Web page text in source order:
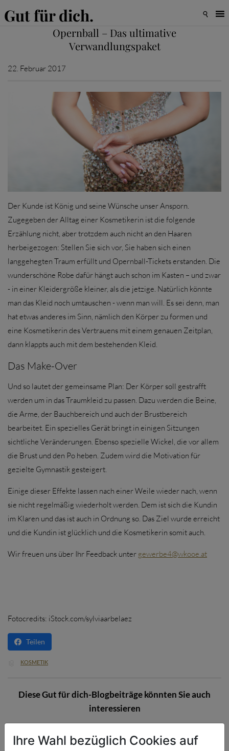
Gut für dich. 
Opernball – Das ultimative
Verwandlungspaket
22. Februar 2017
Der Kunde ist König und seine Wünsche unser Ansporn.
Zugegeben der Alltag einer Kosmetikerin ist die folgende
Erzählung nicht, aber trotzdem auch nicht an den Haaren
herbeigezogen: Stellen Sie sich vor, Sie haben sich einen
langgehegten Traum erfüllt und Opernball-Tickets erstanden. Die
wunderschöne Robe dafür hängt auch schon im Kasten – und zwar
- in einer Kleidergröße kleiner, als die jetzige. Natürlich könnte
man das Kleid noch umtauschen - wenn man will. Es sei denn, man
hat etwas anderes im Sinn, nämlich den Körper zu formen und
eine Kosmetikerin des Vertrauens mit einem genauen Zeitplan,
dann klappts auch mit dem bestehenden Kleid.
Das Make-Over
Und so lautet der gemeinsame Plan: Der Körper soll gestrafft
werden um in das Traumkleid zu passen. Dazu werden die Beine,
die Arme, der Bauchbereich und auch der Brustbereich
bearbeitet. Ein spezielles Gerät bringt in einigen Sitzungen
sichtliche Veränderungen. Ebenso spezielle Wickel, die vor allem
die Brust und den Po heben. Zudem wird die Motivation für
gezielte Gymnastik gesteigert.
Einige dieser Effekte lassen nach einer Weile wieder nach, wenn
sie nicht regelmäßig wiederholt werden. Dem ist sich die Kundin
im Klaren und das ist auch in Ordnung so. Das Ziel wurde erreicht
und die Kundin ist glücklich und die Kosmetikerin somit auch.
Wir freuen uns über Ihr Feedback unter gewerbe4@wkooe.at
Fotocredits: iStock.com/sylviaarbelaez
Teilen
KOSMETIK
Diese Gut für dich-Blogbeiträge könnten Sie auch
interessieren
Weniger Druck, mehr Komfort für unsere Füße
Ihre Wahl bezüglich Cookies auf